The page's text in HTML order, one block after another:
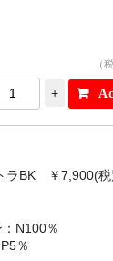
（
ラBK ￥7,900(税
N100％
％